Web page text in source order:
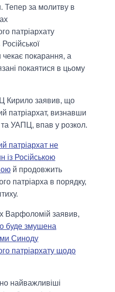
Тепер за молитву в
патріархату
чекає покарання, а
покаятися в цьому
Кирило заявив, що
патріархат, визнавши
УАПЦ, впав у розкол.
патріархат не
із Російською
й продовжить
патріарха в порядку,
Варфоломій заявив,
буде змушена
Синоду
патріархату щодо
найважливіші